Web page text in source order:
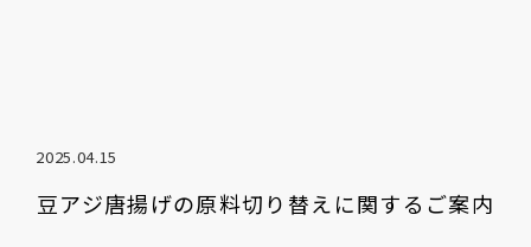
2025.04.15
豆アジ唐揚げの原料切り替えに関するご案内